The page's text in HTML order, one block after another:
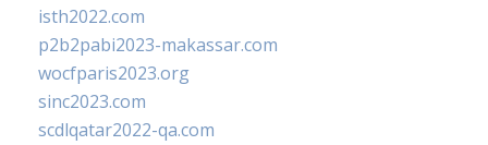
isth2022.com
p2b2pabi2023-makassar.com
wocfparis2023.org
sinc2023.com
scdlqatar2022-qa.com